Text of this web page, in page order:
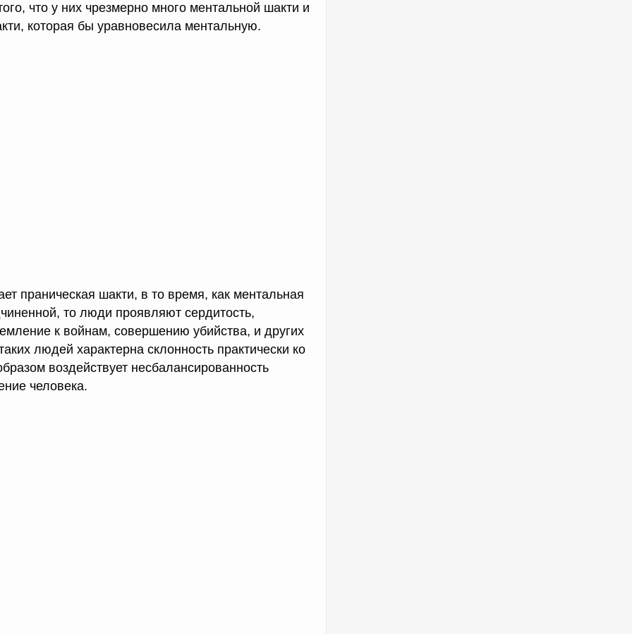
что у них чрезмерно много ментальной шакти и
которая бы уравновесила ментальную.
праническая шакти, в то время, как ментальная
то люди проявляют сердитость,
к войнам, совершению убийства, и других
людей характерна склонность практически ко
воздействует несбалансированность
человека.